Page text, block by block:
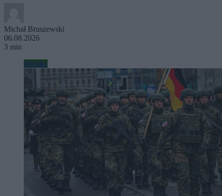
Michał Bruszewski
06.08.2026
3 min
Wojsko